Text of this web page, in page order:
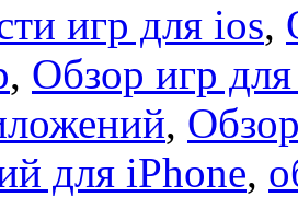
игр для ios,
, Обзор игр
,
для iPhone,